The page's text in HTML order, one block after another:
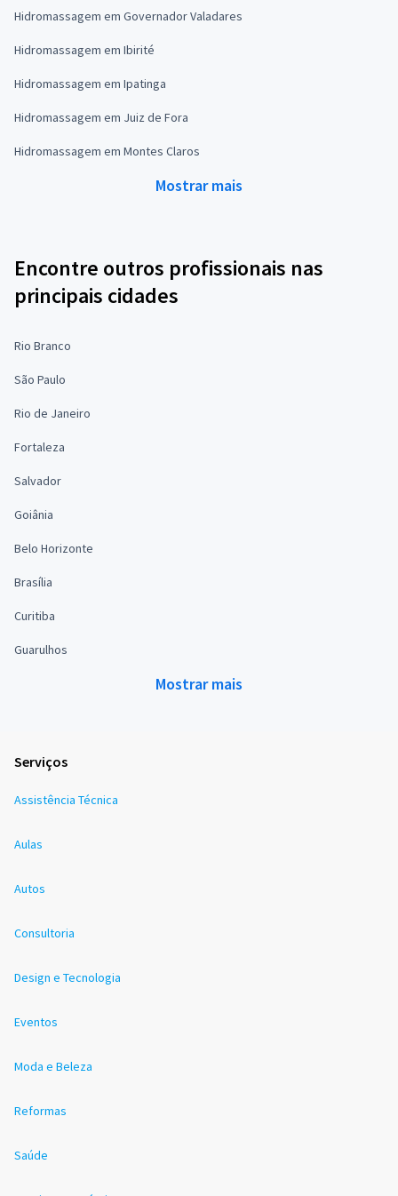
Hidromassagem em Governador Valadares
Hidromassagem em Ibirité
Hidromassagem em Ipatinga
Hidromassagem em Juiz de Fora
Hidromassagem em Montes Claros
Mostrar mais
Encontre outros profissionais nas
principais cidades
Rio Branco
São Paulo
Rio de Janeiro
Fortaleza
Salvador
Goiânia
Belo Horizonte
Brasília
Curitiba
Guarulhos
Mostrar mais
Serviços
Assistência Técnica
Aulas
Autos
Consultoria
Design e Tecnologia
Eventos
Moda e Beleza
Reformas
Saúde